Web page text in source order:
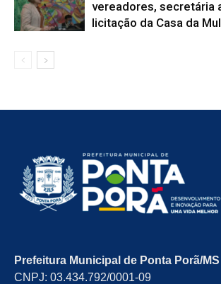
vereadores, secretária
licitação da Casa da
Prefeitura Municipal de Ponta Porã/MS
CNPJ: 03.434.792/0001-09